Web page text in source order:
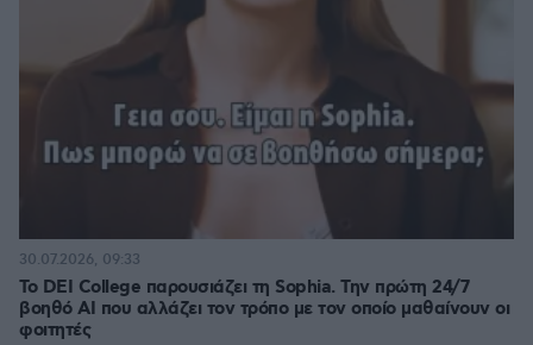
Το DEI College παρουσιάζει τη Sophia. Την πρώτη 24/7
βοηθό AI που αλλάζει τον τρόπο με τον οποίο μαθαίνουν οι
φοιτητές
30.07.2026, 09:33